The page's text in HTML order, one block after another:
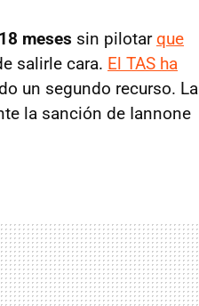
meses sin pilotar que
salirle cara. El TAS ha
un segundo recurso. La
la sanción de Iannone